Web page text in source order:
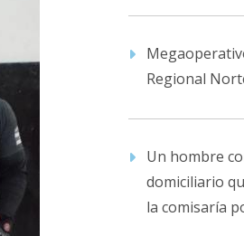
Regional
Un hombre
domiciliario
la comisaría